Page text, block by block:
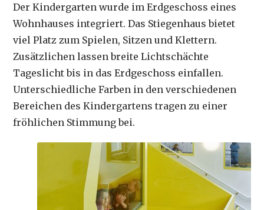
Der Kindergarten wurde im Erdgeschoss eines
Wohnhauses integriert. Das Stiegenhaus bietet
viel Platz zum Spielen, Sitzen und Klettern.
Zusätzlichen lassen breite Lichtschächte
Tageslicht bis in das Erdgeschoss einfallen.
Unterschiedliche Farben in den verschiedenen
Bereichen des Kindergartens tragen zu einer
fröhlichen Stimmung bei.